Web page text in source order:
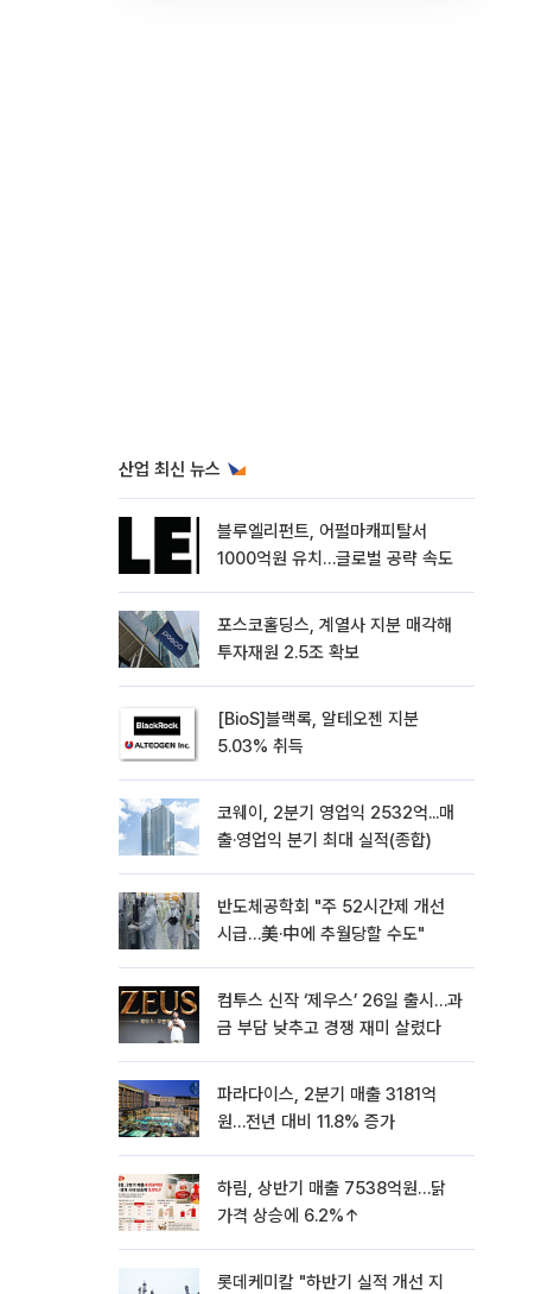
산업 최신 뉴스
블루엘리펀트, 어펄마캐피탈서
1000억원 유치…글로벌 공략 속도
포스코홀딩스, 계열사 지분 매각해
투자재원 2.5조 확보
[BioS]블랙록, 알테오젠 지분
5.03% 취득
코웨이, 2분기 영업익 2532억...매
출·영업익 분기 최대 실적(종합)
반도체공학회 "주 52시간제 개선
시급…美·中에 추월당할 수도"
컴투스 신작 ‘제우스’ 26일 출시…과
금 부담 낮추고 경쟁 재미 살렸다
파라다이스, 2분기 매출 3181억
원…전년 대비 11.8% 증가
하림, 상반기 매출 7538억원…닭
가격 상승에 6.2%↑
롯데케미칼 "하반기 실적 개선 지